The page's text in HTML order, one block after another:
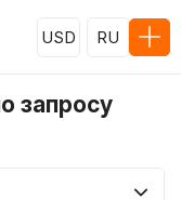
USD RU
запросу